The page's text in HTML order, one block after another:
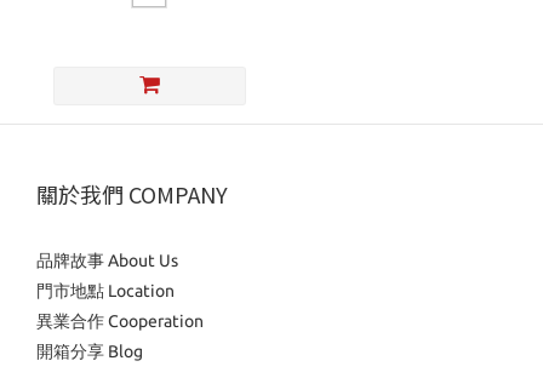
關於我們 COMPANY
品牌故事 About Us
門市地點 Location
異業合作 Cooperation
開箱分享 Blog